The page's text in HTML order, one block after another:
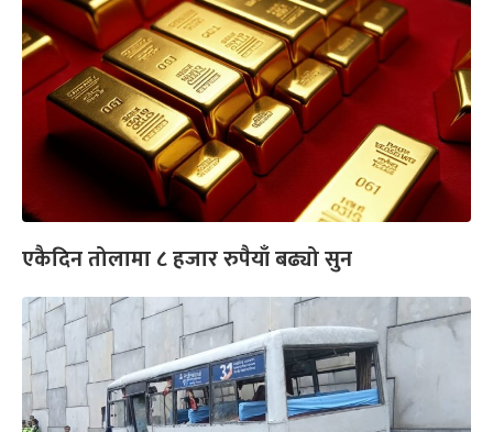
एकैदिन तोलामा ८ हजार रुपैयाँ बढ्यो सुन